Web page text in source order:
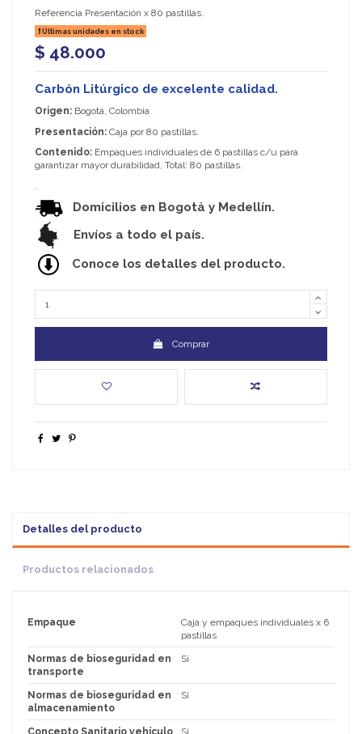
Referencia Presentación x 80 pastillas.
Últimas unidades en stock
$ 48.000
Carbón Litúrgico de excelente calidad.
Origen: Bogotá, Colombia
Presentación: Caja por 80 pastillas.
Contenido: Empaques individuales de 6 pastillas c/u para
garantizar mayor durabilidad, Total: 80 pastillas.
.
Domicilios en Bogotá y Medellín.
Envíos a todo el país.
Conoce los detalles del producto.
Comprar
Detalles del producto
Productos relacionados
Empaque
Caja y empaques individuales x 6
pastillas
Normas de bioseguridad en
transporte
Sí
Normas de bioseguridad en
almacenamiento
Sí